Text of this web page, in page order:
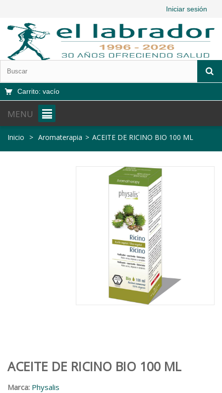
Iniciar sesión
Carrito: vacío
MENU
Inicio > Aromaterapia > ACEITE DE RICINO BIO 100 ML
ACEITE DE RICINO BIO 100 ML
Marca: Physalis